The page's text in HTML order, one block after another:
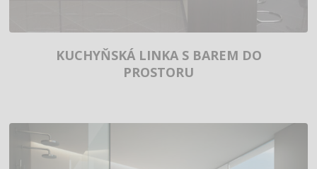
KUCHYŇSKÁ LINKA S BAREM DO
PROSTORU